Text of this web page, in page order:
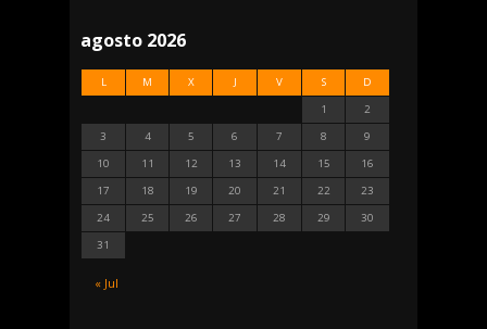
agosto 2026
L M X J V S D
« Jul
1
2
3
4 5 6 7 8
9
10
11 12 13 14 15
16
17
18 19 20 21 22
23
24
25 26 27 28 29
30
31